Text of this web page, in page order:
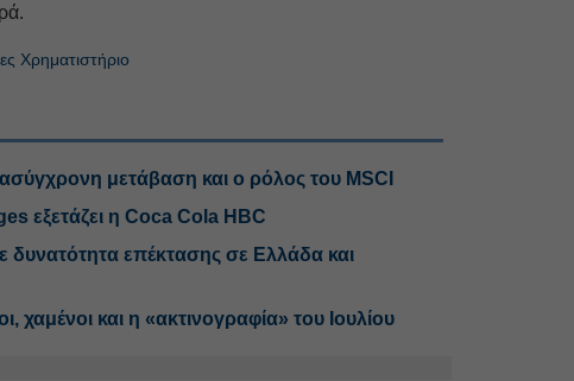
Χρηματιστήριο
μετάβαση και ο ρόλος του MSCI
εξετάζει η Coca Cola HBC
δυνατότητα επέκτασης σε Ελλάδα και
χαμένοι και η «ακτινογραφία» του Ιουλίου